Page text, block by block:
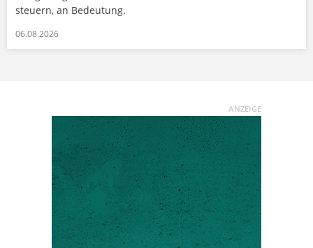
steuern, an Bedeutung.
06.08.2026
ANZEIGE